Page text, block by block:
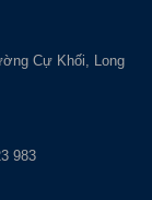
Cự Khối, Long
983